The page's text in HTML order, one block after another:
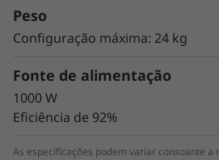
Peso
Configuração máxima: 24 kg
Fonte de alimentação
1000 W
Eficiência de 92%
As especificações podem variar consoante a